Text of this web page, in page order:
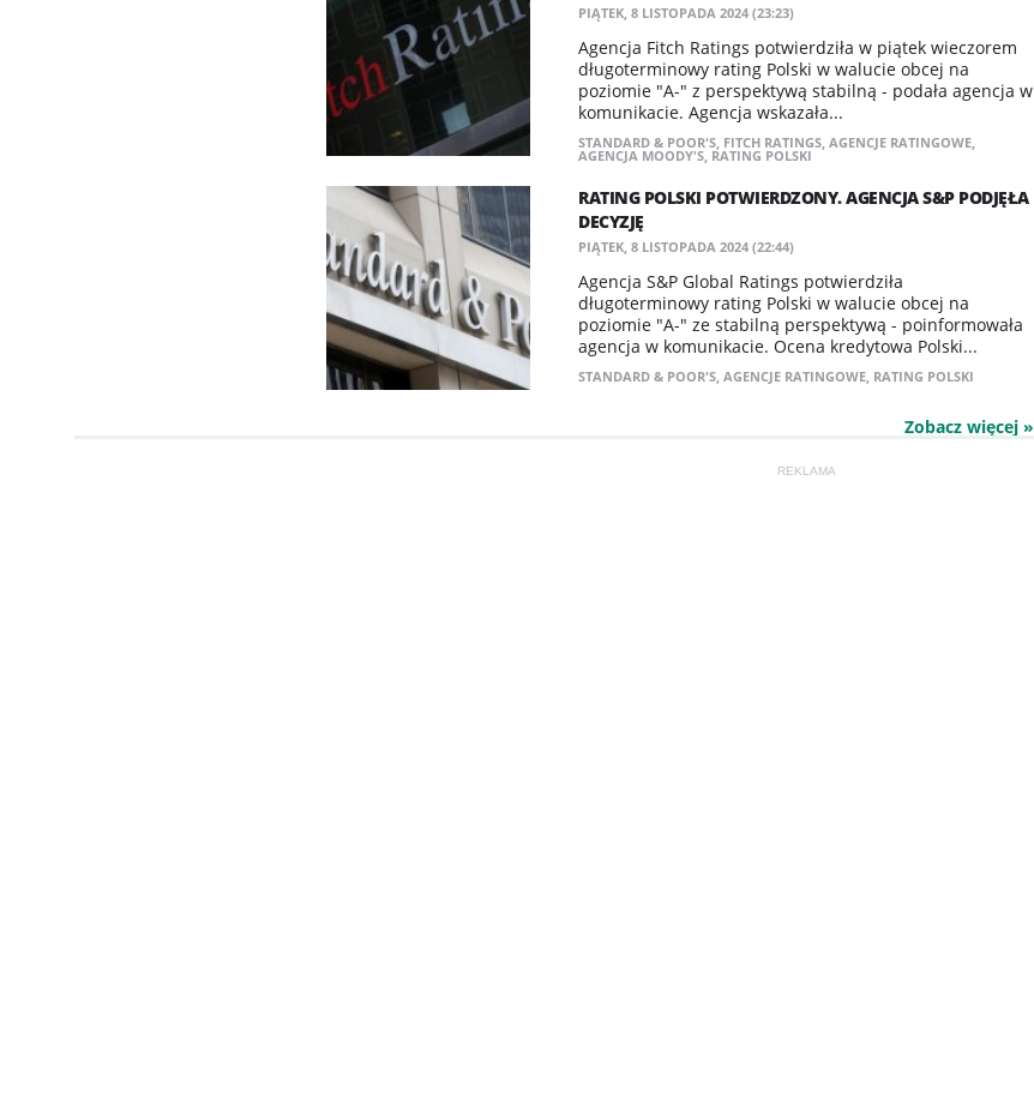
PIĄTEK, 8 LISTOPADA 2024 (23:23)
Agencja Fitch Ratings potwierdziła w piątek wieczorem
długoterminowy rating Polski w walucie obcej na
poziomie "A-" z perspektywą stabilną - podała agencja w
komunikacie. Agencja wskazała...
STANDARD & POOR'S, FITCH RATINGS, AGENCJE RATINGOWE,
AGENCJA MOODY'S, RATING POLSKI
RATING POLSKI POTWIERDZONY. AGENCJA S&P PODJĘŁA
DECYZJĘ
PIĄTEK, 8 LISTOPADA 2024 (22:44)
Agencja S&P Global Ratings potwierdziła
długoterminowy rating Polski w walucie obcej na
poziomie "A-" ze stabilną perspektywą - poinformowała
agencja w komunikacie. Ocena kredytowa Polski...
STANDARD & POOR'S, AGENCJE RATINGOWE, RATING POLSKI
Zobacz więcej »
REKLAMA